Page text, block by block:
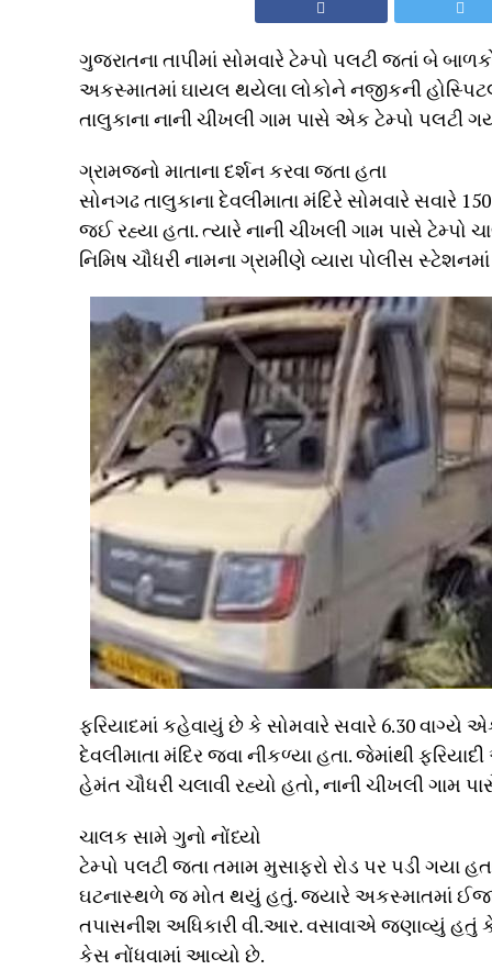
ગુજરાતના તાપીમાં સોમવારે ટેમ્પો પલટી જતાં બે
અકસ્માતમાં ઘાયલ થયેલા લોકોને નજીકની
તાલુકાના નાની ચીખલી ગામ પાસે એક ટેમ્પો પલટી
ગ્રામજનો માતાના દર્શન કરવા જતા હતા
સોનગઢ તાલુકાના દેવલીમાતા મંદિરે સોમવારે
જઈ રહ્યા હતા. ત્યારે નાની ચીખલી ગામ પાસે
નિમિષ ચૌધરી નામના ગ્રામીણે વ્યારા પોલીસ સ્ટેશનમાં
ફરિયાદમાં કહેવાયું છે કે સોમવારે સવારે 6.30
દેવલીમાતા મંદિર જવા નીકળ્યા હતા. જેમાંથી
હેમંત ચૌધરી ચલાવી રહ્યો હતો, નાની ચીખલી ગામ
ચાલક સામે ગુનો નોંધ્યો
ટેમ્પો પલટી જતા તમામ મુસાફરો રોડ પર પડી
ઘટનાસ્થળે જ મોત થયું હતું. જ્યારે અકસ્માતમાં
તપાસનીશ અધિકારી વી.આર. વસાવાએ જણાવ્યું હતું કે
કેસ નોંધવામાં આવ્યો છે.